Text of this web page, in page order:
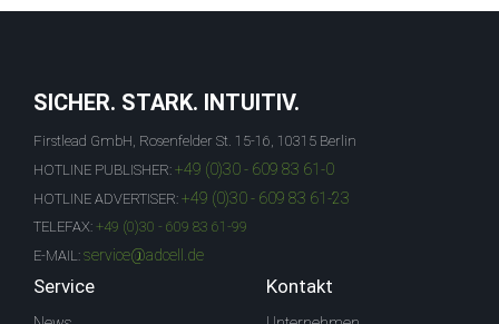
SICHER. STARK. INTUITIV.
Firstlead GmbH, Rosenfelder St. 15-16, 10315 Berlin
HOTLINE PUBLISHER: +49 (0)30 - 609 83 61-0
HOTLINE ADVERTISER: +49 (0)30 - 609 83 61-23
TELEFAX: +49 (0)30 - 609 83 61-99
E-MAIL: service@adcell.de
Service Kontakt